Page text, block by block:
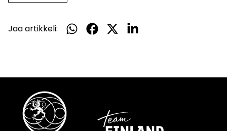
Jaa artikkeli:
Jaa
Jaa
Jaa
Jaa